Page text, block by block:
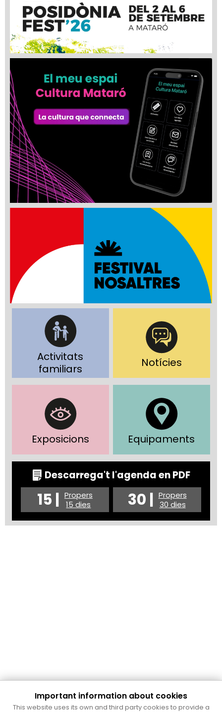
Activitats
familiars
Notícies
Exposicions Equipaments
Descarrega't l'agenda en PDF
15 | Propers
15 dies
30 | Propers
30 dies
Cultura Mataró
Important information about cookies
This website uses its own and third party cookies to provide a